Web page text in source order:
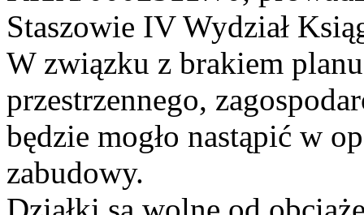
Staszowie IV Wydział
W związku z brakiem
przestrzennego,
będzie mogło nastąpić w
zabudowy.